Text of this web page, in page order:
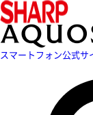
スマートフォン公式サ